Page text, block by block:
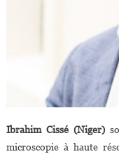
Ibrahim Cissé (Niger)
microscopie à haute